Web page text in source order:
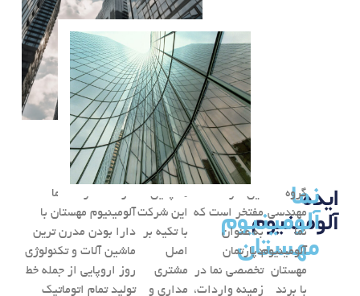
ایده
آلومینیوم
نما
آلومینیوم
مهستان
گروه
مهندسی
نما
آلومینیوم
مهستان
با برند
این شرکت
مفتخر است که
به عنوان
دپارتمان
تخصصی نما در
زمینه واردات،
همچنین
این شرکت
با تکیه بر
اصل
مشتری
مداری و
کارخانه شرکت نما
آلومینیوم مهستان با
دارا بودن مدرن ترین
ماشین آلات و تکنولوژی
روز اروپایی از جمله خط
تولید تمام اتوماتیک